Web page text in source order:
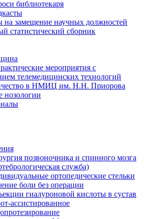
библиотекаря
на замещение научных должностей
статистический сборник
мероприятия с
телемедицинских технологий
в НМИЦ им. Н.Н. Приорова
нозологии
позвоночника и спинного мозга
служба)
ортопедические стельки
боли без операции
гиалуроновой кислоты в сустав
ассистированное